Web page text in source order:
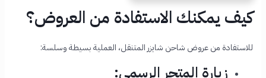
كيف يمكنك الاستفادة من العروض؟
للاستفادة من عروض شاحن شايزر المتنقل، العملية بسيطة وسلسة:
زيارة المتجر الرسمي: